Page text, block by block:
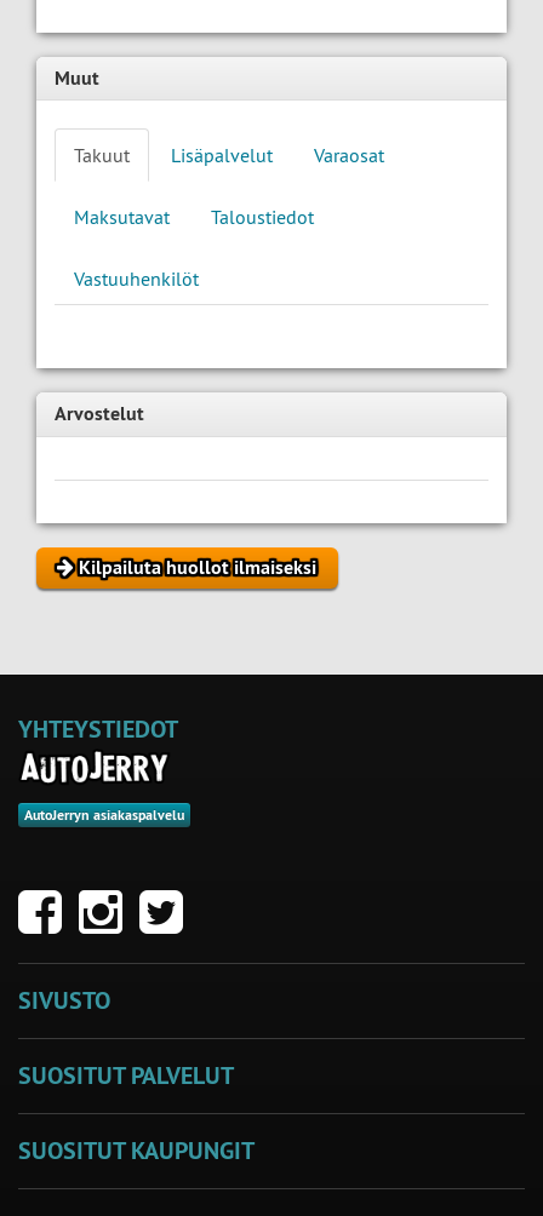
Muut
Takuut Lisäpalvelut Varaosat
Maksutavat Taloustiedot
Vastuuhenkilöt
Arvostelut
Kilpailuta huollot ilmaiseksi
YHTEYSTIEDOT
AutoJerryn asiakaspalvelu
SIVUSTO
SUOSITUT PALVELUT
SUOSITUT KAUPUNGIT